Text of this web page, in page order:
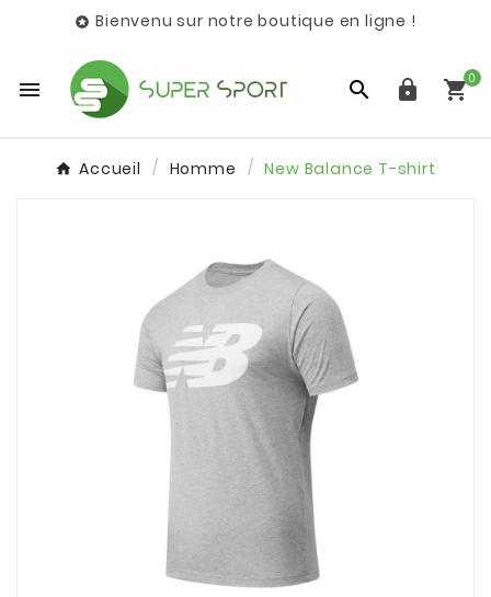
 Bienvenu sur notre boutique en ligne !
   0
Accueil Homme New Balance T-shirt